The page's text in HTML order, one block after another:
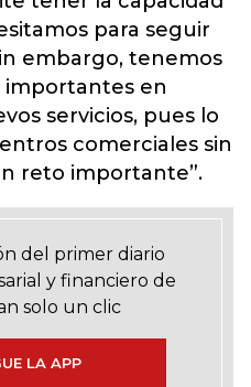
para seguir
embargo, tenemos
importantes en
servicios, pues lo
comerciales sin
reto importante”.
del primer diario
y financiero de
solo un clic
LA APP